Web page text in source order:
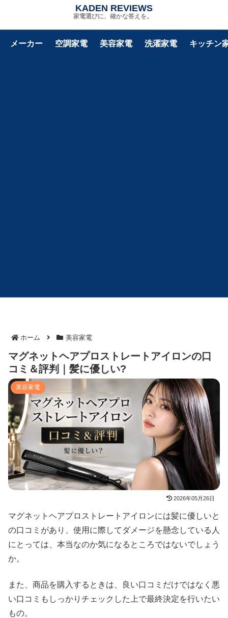
家電選びに、確かな答えを。
KADEN REVIEWS
メーカー 空調家電 美容家電 洗濯家電 キッチン
ホーム 美容家電
マグネットヘアプロストレートアイロンの口
コミ＆評判｜髪に優しい?
美容家電
2026年05月26日
マグネットヘアプロストレートアイロンには髪に優しいと
の口コミがあり、使用に際してダメージを懸念している人
にとっては、本当なのか気になるところではないでしょう
か。
また、商品を購入するときは、良い口コミだけではなく悪
い口コミもしっかりチェックした上で最終決定を行いたい
もの。